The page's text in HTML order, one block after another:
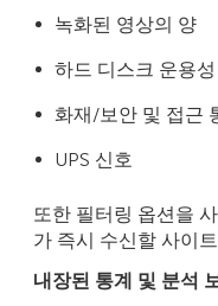
녹화된 영상의 양
하드 디스크 운용성
화재/보안 및 접근
UPS 신호
또한 필터링 옵션을
가 즉시 수신할 사이
내장된 통계 및 분석